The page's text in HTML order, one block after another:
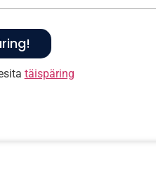
täispäring